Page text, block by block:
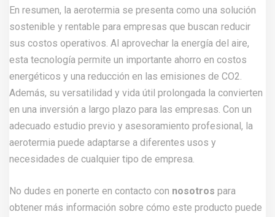
En resumen, la aerotermia se presenta como una solución
sostenible y rentable para empresas que buscan reducir
sus costos operativos. Al aprovechar la energía del aire,
esta tecnología permite un importante ahorro en costos
energéticos y una reducción en las emisiones de CO2.
Además, su versatilidad y vida útil prolongada la convierten
en una inversión a largo plazo para las empresas. Con un
adecuado estudio previo y asesoramiento profesional, la
aerotermia puede adaptarse a diferentes usos y
necesidades de cualquier tipo de empresa.
No dudes en ponerte en contacto con nosotros para
obtener más información sobre cómo este producto puede